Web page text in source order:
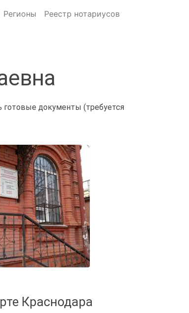
Регионы Реестр нотариусов
готовые документы (требуется
Краснодара